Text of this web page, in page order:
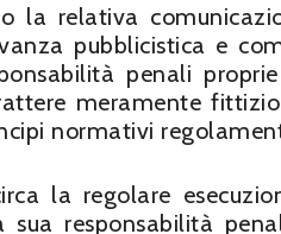
la relativa
pubblicistica e
penali
meramente
normativi
la regolare
responsabilità